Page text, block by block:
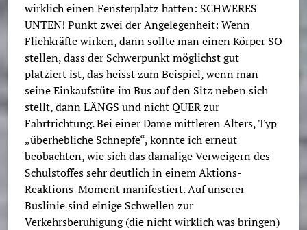
wirklich einen Fensterplatz hatten: SCHWERES
UNTEN! Punkt zwei der Angelegenheit: Wenn
Fliehkräfte wirken, dann sollte man einen Körper SO
stellen, dass der Schwerpunkt möglichst gut
platziert ist, das heisst zum Beispiel, wenn man
seine Einkaufstüte im Bus auf den Sitz neben sich
stellt, dann LÄNGS und nicht QUER zur
Fahrtrichtung. Bei einer Dame mittleren Alters, Typ
„überhebliche Schnepfe“, konnte ich erneut
beobachten, wie sich das damalige Verweigern des
Schulstoffes sehr deutlich in einem Aktions-
Reaktions-Moment manifestiert. Auf unserer
Buslinie sind einige Schwellen zur
Verkehrsberuhigung (die nicht wirklich was bringen)